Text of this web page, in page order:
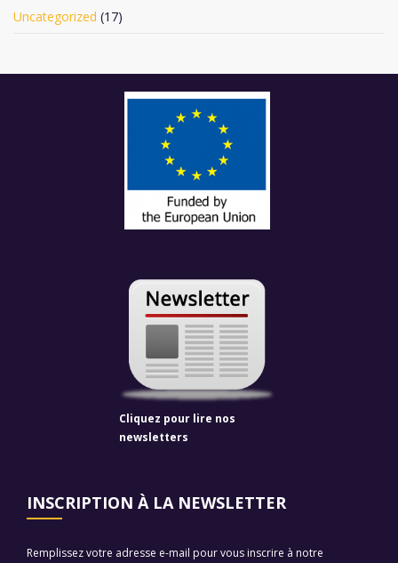
Uncategorized (17)
Cliquez pour lire nos
newsletters
INSCRIPTION À LA NEWSLETTER
Remplissez votre adresse e-mail pour vous inscrire à notre